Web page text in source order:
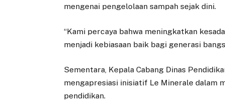
mengenai pengelolaan sampah sejak dini.
“Kami percaya bahwa meningkatkan
menjadi kebiasaan baik bagi generasi
Sementara, Kepala Cabang Dinas
mengapresiasi inisiatif Le Minerale dalam
pendidikan.